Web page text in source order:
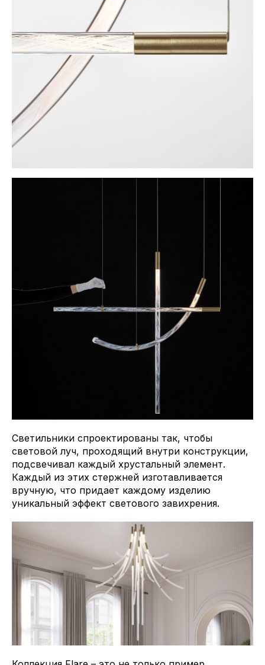
Светильники спроектированы так, чтобы
световой луч, проходящий внутри конструкции,
подсвечивал каждый хрустальный элемент.
Каждый из этих стержней изготавливается
вручную, что придает каждому изделию
уникальный эффект светового завихрения.